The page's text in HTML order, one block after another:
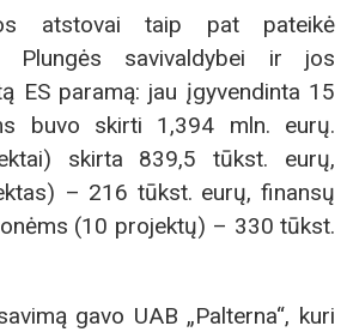
atstovai taip pat pateikė
Plungės savivaldybei ir jos
ES paramą: jau įgyvendinta 15
buvo skirti 1,394 mln. eurų.
skirta 839,5 tūkst. eurų,
– 216 tūkst. eurų, finansų
(10 projektų) – 330 tūkst.
gavo UAB „Palterna“, kuri